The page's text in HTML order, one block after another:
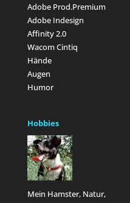
Adobe Prod.Premium
Adobe Indesign
Affinity 2.0
Wacom Cintiq
Hände
Augen
Humor
Hobbies
Mein Hamster, Natur,